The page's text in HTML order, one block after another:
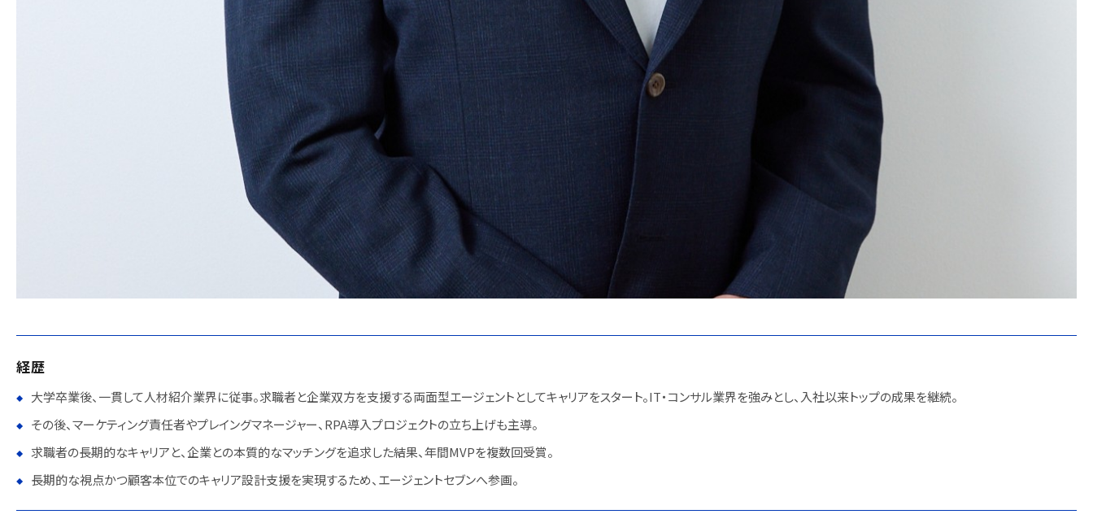
経歴
大学卒業後、一貫して人材紹介業界に従事。求職者と企業双方を支援する両面型エージェントとしてキャリアをスタート。IT・コンサル業界を強みとし、入社以来トップの成果を継続。
その後、マーケティング責任者やプレイングマネージャー、RPA導入プロジェクトの立ち上げも主導。
求職者の長期的なキャリアと、企業との本質的なマッチングを追求した結果、年間MVPを複数回受賞。
長期的な視点かつ顧客本位でのキャリア設計支援を実現するため、エージェントセブンへ参画。